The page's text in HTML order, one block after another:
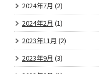
2024年7月 (2)
2024年2月 (1)
2023年11月 (2)
2023年9月 (3)